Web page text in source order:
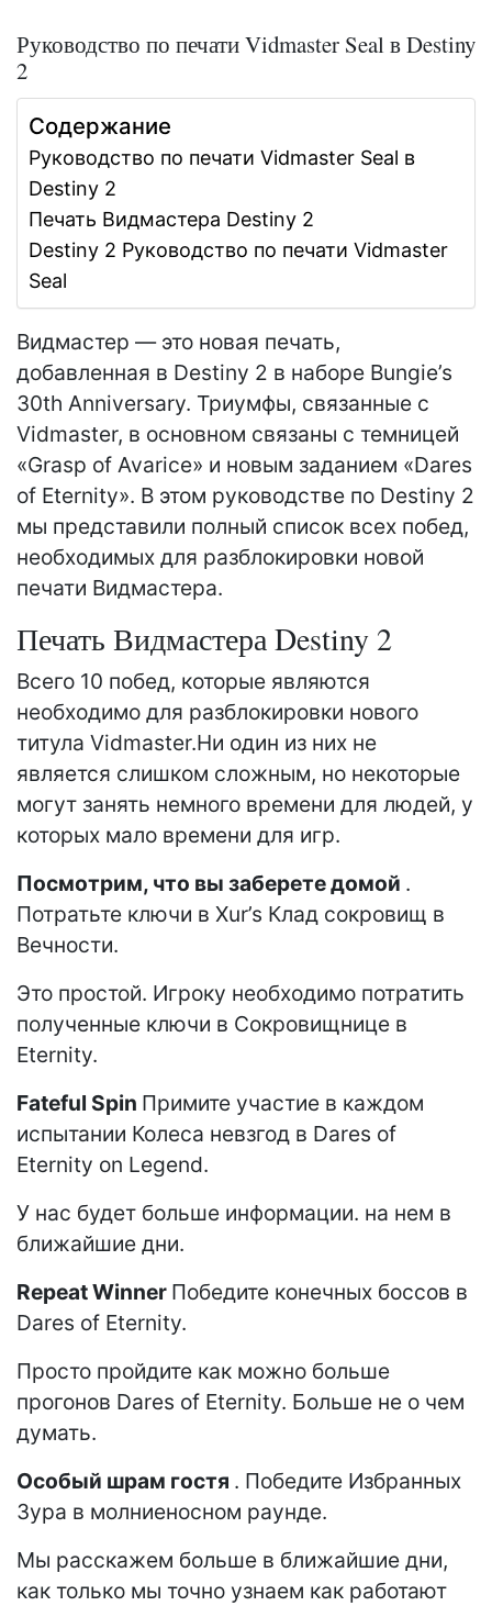
Руководство по печати Vidmaster Seal в Destiny
2
Содержание
Руководство по печати Vidmaster Seal в
Destiny 2
Печать Видмастера Destiny 2
Destiny 2 Руководство по печати Vidmaster
Seal
Видмастер — это новая печать,
добавленная в Destiny 2 в наборе Bungie’s
30th Anniversary. Триумфы, связанные с
Vidmaster, в основном связаны с темницей
«Grasp of Avarice» и новым заданием «Dares
of Eternity». В этом руководстве по Destiny 2
мы представили полный список всех побед,
необходимых для разблокировки новой
печати Видмастера.
Печать Видмастера Destiny 2
Всего 10 побед, которые являются
необходимо для разблокировки нового
титула Vidmaster.Ни один из них не
является слишком сложным, но некоторые
могут занять немного времени для людей, у
которых мало времени для игр.
Посмотрим, что вы заберете домой .
Потратьте ключи в Xur’s Клад сокровищ в
Вечности.
Это простой. Игроку необходимо потратить
полученные ключи в Сокровищнице в
Eternity.
Fateful Spin Примите участие в каждом
испытании Колеса невзгод в Dares of
Eternity on Legend.
У нас будет больше информации. на нем в
ближайшие дни.
Repeat Winner Победите конечных боссов в
Dares of Eternity.
Просто пройдите как можно больше
прогонов Dares of Eternity. Больше не о чем
думать.
Особый шрам гостя . Победите Избранных
Зура в молниеносном раунде.
Мы расскажем больше в ближайшие дни,
как только мы точно узнаем как работают